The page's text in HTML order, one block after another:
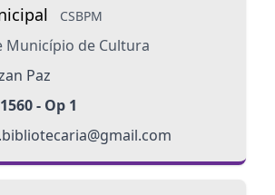
CSBPM
Município de Cultura
Paz
- Op 1